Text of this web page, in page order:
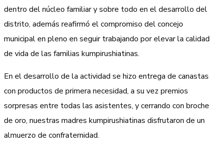
dentro del núcleo familiar y sobre todo en el desarrollo del
distrito, además reafirmó el compromiso del concejo
municipal en pleno en seguir trabajando por elevar la calidad
de vida de las familias kumpirushiatinas.
En el desarrollo de la actividad se hizo entrega de canastas
con productos de primera necesidad, a su vez premios
sorpresas entre todas las asistentes, y cerrando con broche
de oro, nuestras madres kumpirushiatinas disfrutaron de un
almuerzo de confraternidad.